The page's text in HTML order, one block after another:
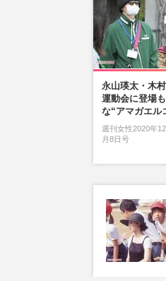
永山瑛太・木
運動会に登場
な“アマガエ
週刊女性2020年
月8日号